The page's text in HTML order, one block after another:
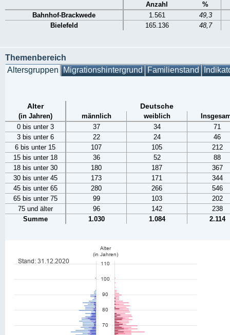
Anzahl
%
Bahnhof-Brackwede
1.561
49,3
Bielefeld
165.136 48,7
Themenbereich
Altersgruppen Migrationshintergrund Familienstand
Alter Deutsche
(in Jahren) männlich weiblich
0 bis unter 3
37 34
71
3 bis unter 6
22 24
46
6 bis unter 15
107 105
212
15 bis unter 18
36 52
88
18 bis unter 30
180 187
367
30 bis unter 45
173 171
344
45 bis unter 65
280 266
546
65 bis unter 75
99 103
202
75 und älter
96 142
238
Summe
1.030 1.084 2.114